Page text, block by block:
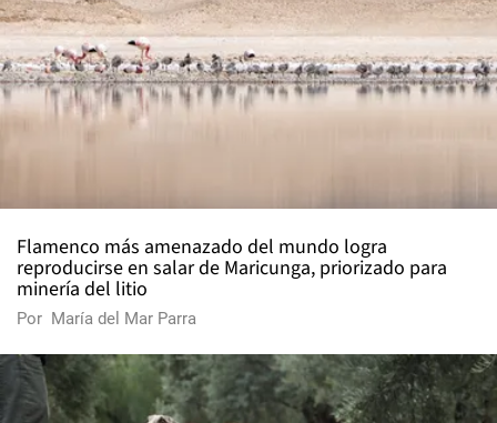
Flamenco más amenazado del mundo logra
reproducirse en salar de Maricunga, priorizado para
minería del litio
Por María del Mar Parra